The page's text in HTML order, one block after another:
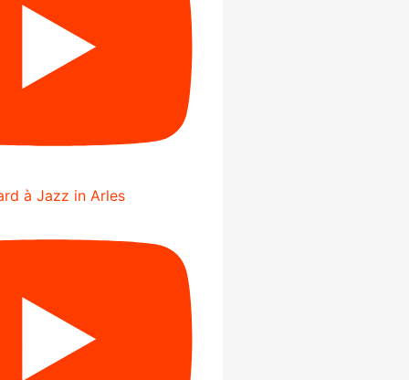
à Jazz in Arles